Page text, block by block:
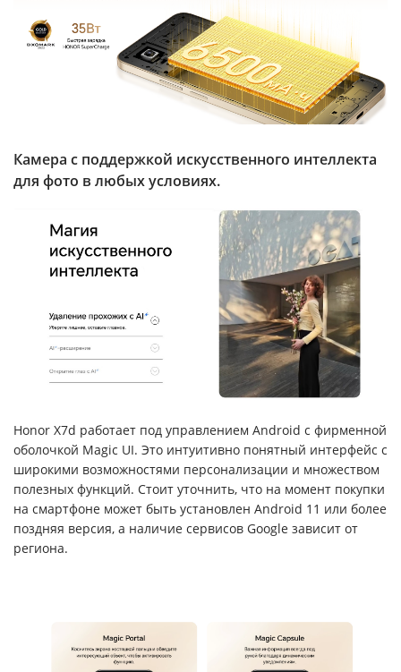
Камера с поддержкой искусственного интеллекта
для фото в любых условиях.
Honor X7d работает под управлением Android с фирменной
оболочкой Magic UI. Это интуитивно понятный интерфейс с
широкими возможностями персонализации и множеством
полезных функций. Стоит уточнить, что на момент покупки
на смартфоне может быть установлен Android 11 или более
поздняя версия, а наличие сервисов Google зависит от
региона.